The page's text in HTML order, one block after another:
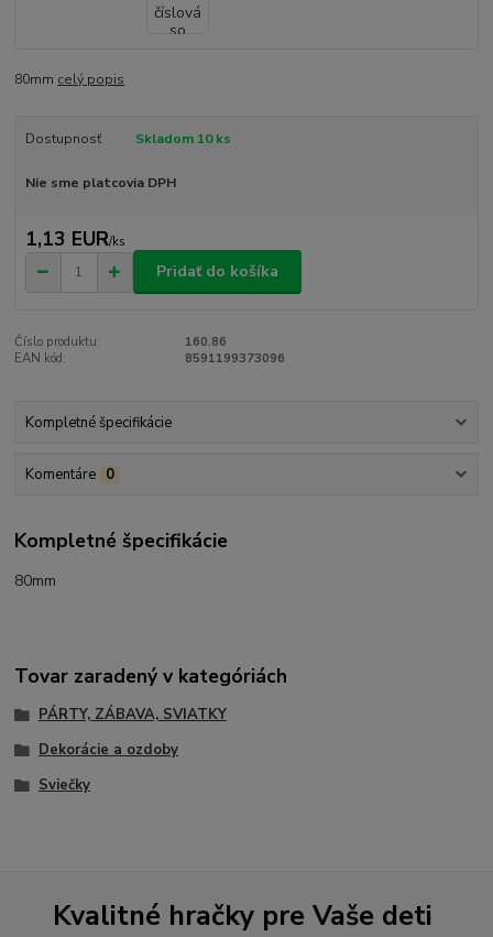
80mm celý popis
Dostupnosť Skladom 10 ks
Nie sme platcovia DPH
1,13 EUR/ks
Pridať do košíka
Číslo produktu:
160.86
EAN kód:
8591199373096
Kompletné špecifikácie
Komentáre 0
Kompletné špecifikácie
80mm
Tovar zaradený v kategóriách
PÁRTY, ZÁBAVA, SVIATKY
Dekorácie a ozdoby
Sviečky
Kvalitné hračky pre Vaše deti